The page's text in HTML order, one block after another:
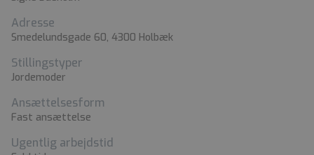
Adresse
Smedelundsgade 60, 4300 Holbæk
Stillingstyper
Jordemoder
Ansættelsesform
Fast ansættelse
Ugentlig arbejdstid